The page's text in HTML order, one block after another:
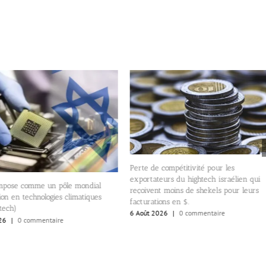
comme un pôle mondial
en technologies climatiques
| 0 commentaire
Perte de compétitivité pour les
exportateurs du hightech israélien qui
reçoivent moins de shekels pour leurs
facturations en $.
6 Août 2026 | 0 commentaire